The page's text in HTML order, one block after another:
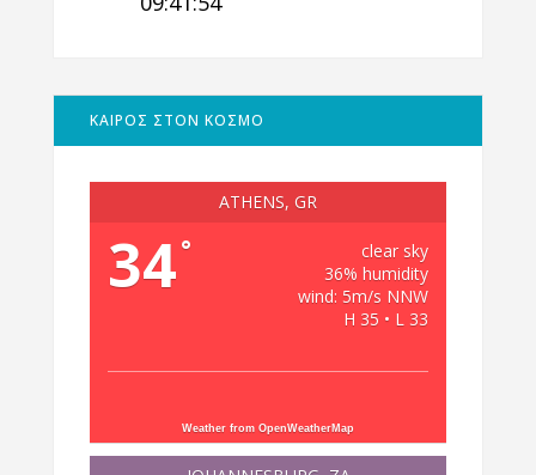
ΚΑΙΡΟΣ ΣΤΟΝ ΚΟΣΜΟ
ATHENS, GR
34°
clear sky
36% humidity
wind: 5m/s NNW
H 35 • L 33
Weather from OpenWeatherMap